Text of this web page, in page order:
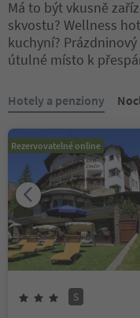
Má to být vkusně
skvostu? Wellness
kuchyní?
útulné místo k
Nacházíte se na
Hotely a penziony
Rezervovatelné online
hvězdy
S